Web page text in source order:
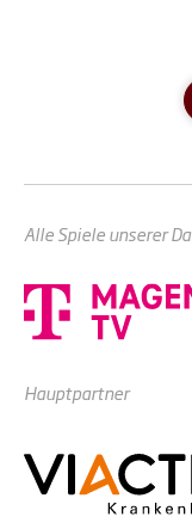
Alle Spiele unserer
Hauptpartner